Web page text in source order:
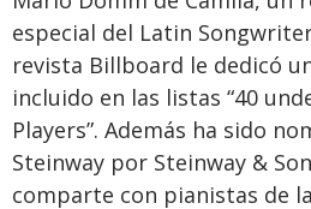
especial del Latin
revista Billboard le dedicó
incluido en las listas “40
Players”. Además ha sido
Steinway por Steinway &
comparte con pianistas de